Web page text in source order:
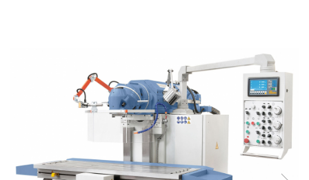
banda si taiere dubla
Ferastraie verticale
Strunguri pentru metal
Strunguri cu cutie de viteze
Strunguri cu surub de ghidare